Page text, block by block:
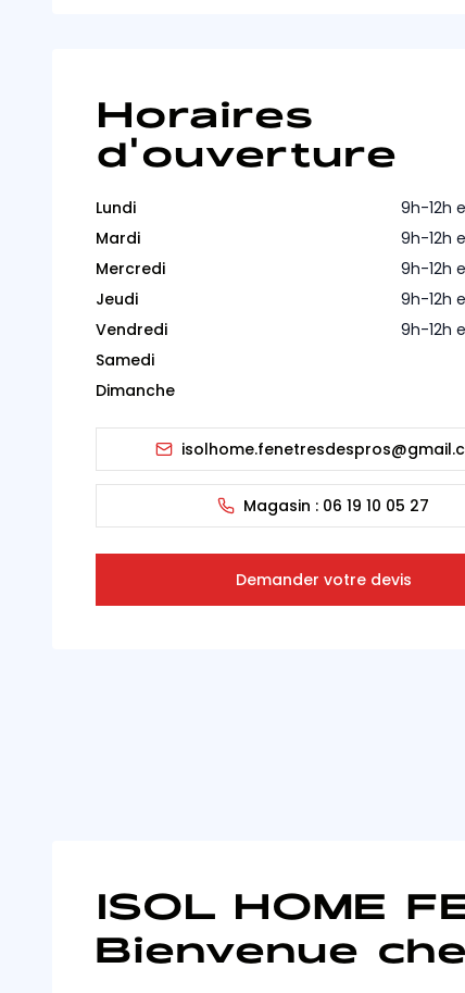
Horaires
d'ouverture
Lundi
9h-12h
Mardi
9h-12h
Mercredi
9h-12h
Jeudi
9h-12h
Vendredi
9h-12h
Samedi
Dimanche
Magasin : 06 19 10 05 27
Demander votre devis
ISOL HOME
Bienvenue